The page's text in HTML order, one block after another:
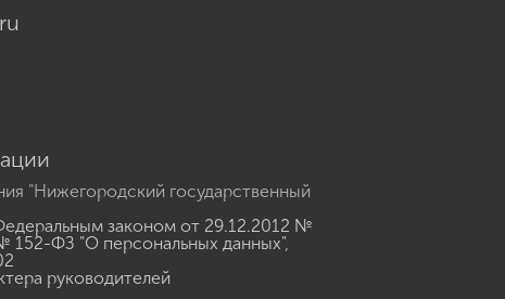
"Нижегородский государственный
законом от 29.12.2012 №
152-ФЗ "О персональных данных",
руководителей